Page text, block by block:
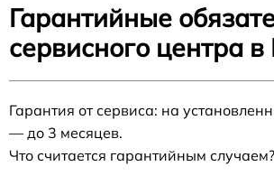
Гарантийные
сервисного центра
Гарантия от сервиса: на
— до 3 месяцев.
Что считается гарантийным случаем?